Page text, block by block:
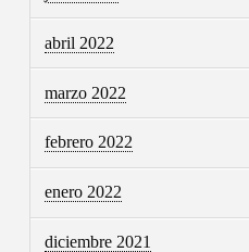
abril 2022
marzo 2022
febrero 2022
enero 2022
diciembre 2021